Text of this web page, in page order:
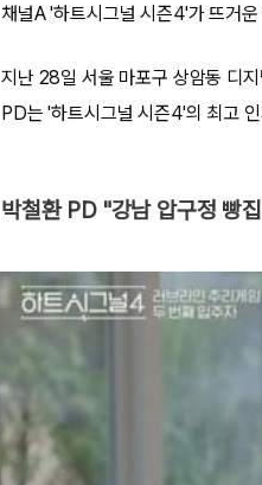
채널A '하트시그널 시즌4'가 뜨거
지난 28일 서울 마포구 상암동 디
PD는 '하트시그널 시즌4'의 최고
박철환 PD "강남 압구정 빵